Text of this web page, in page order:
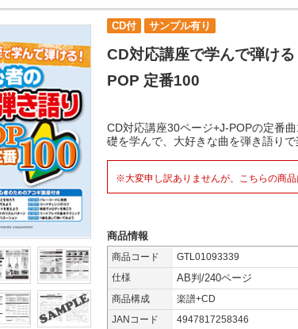
CD付 サンプル有り
CD対応講座で学んで弾け
POP 定番100
CD対応講座30ページ+J-POPの定番
礎を学んで、大好きな曲を弾き語りで
※大変申し訳ありませんが、こちらの商品
商品情報
商品コード GTL01093339
仕様
AB判/240ページ
商品構成
楽譜+CD
JANコード
4947817258346